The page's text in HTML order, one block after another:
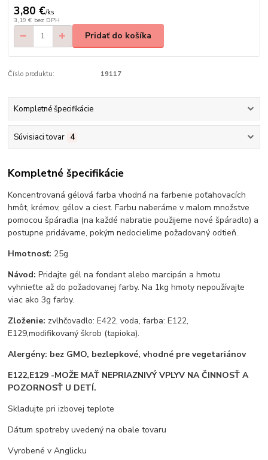
3,80 €/ks
3,19 € bez DPH
Pridať do košíka
Číslo produktu: 19117
Kompletné špecifikácie
Súvisiaci tovar 4
Kompletné špecifikácie
Koncentrovaná gélová farba vhodná na farbenie poťahovacích
hmôt, krémov, gélov a ciest. Farbu naberáme v malom množstve
pomocou špáradla (na každé nabratie použijeme nové špáradlo) a
postupne pridávame, pokým nedocielime požadovaný odtieň.
Hmotnosť: 25g
Návod: Pridajte gél na fondant alebo marcipán a hmotu
vyhnieťte až do požadovanej farby. Na 1kg hmoty nepoužívajte
viac ako 3g farby.
Zloženie: zvlhčovadlo: E422, voda, farba: E122,
E129,modifikovaný škrob (tapioka).
Alergény: bez GMO, bezlepkové, vhodné pre vegetariánov
E122,E129 -MOŽE MAŤ NEPRIAZNIVÝ VPLYV NA ČINNOSŤ A
POZORNOSŤ U DETÍ.
Skladujte pri izbovej teplote
Dátum spotreby uvedený na obale tovaru
Vyrobené v Anglicku